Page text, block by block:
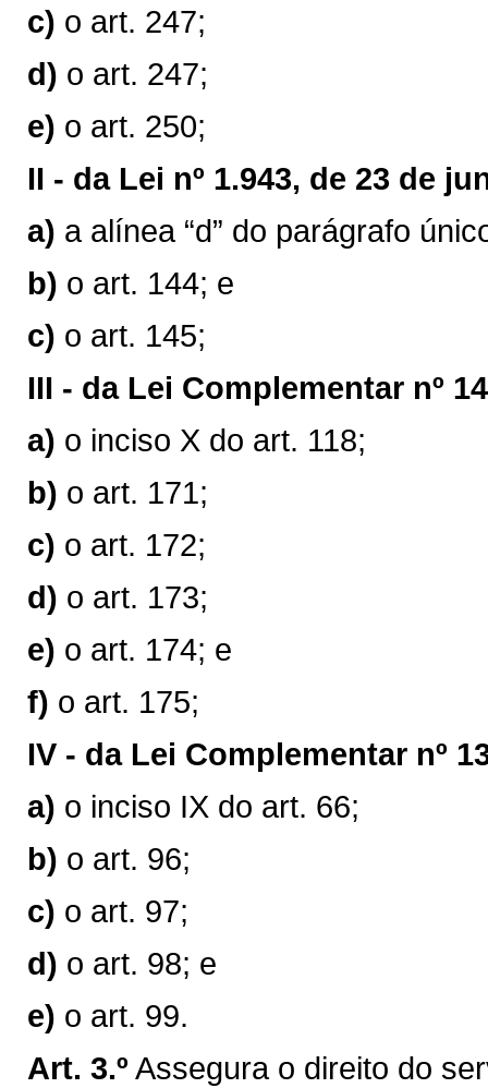
c) o art. 247;
d) o art. 247;
e) o art. 250;
II - da Lei nº 1.943, de 23 de
a) a alínea “d” do parágrafo
b) o art. 144; e
c) o art. 145;
III - da Lei Complementar nº
a) o inciso X do art. 118;
b) o art. 171;
c) o art. 172;
d) o art. 173;
e) o art. 174; e
f) o art. 175;
IV - da Lei Complementar nº
a) o inciso IX do art. 66;
b) o art. 96;
c) o art. 97;
d) o art. 98; e
e) o art. 99.
Art. 3.º Assegura o direito do